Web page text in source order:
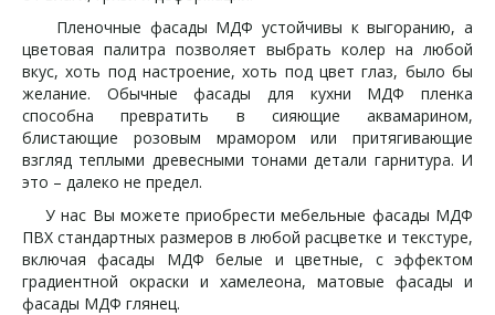
Пленочные фасады МДФ устойчивы к выгоранию, а
цветовая палитра позволяет выбрать колер на любой
вкус, хоть под настроение, хоть под цвет глаз, было бы
желание. Обычные фасады для кухни МДФ пленка
способна превратить в сияющие аквамарином,
блистающие розовым мрамором или притягивающие
взгляд теплыми древесными тонами детали гарнитура. И
это – далеко не предел.
У нас Вы можете приобрести мебельные фасады МДФ
ПВХ стандартных размеров в любой расцветке и текстуре,
включая фасады МДФ белые и цветные, с эффектом
градиентной окраски и хамелеона, матовые фасады и
фасады МДФ глянец.